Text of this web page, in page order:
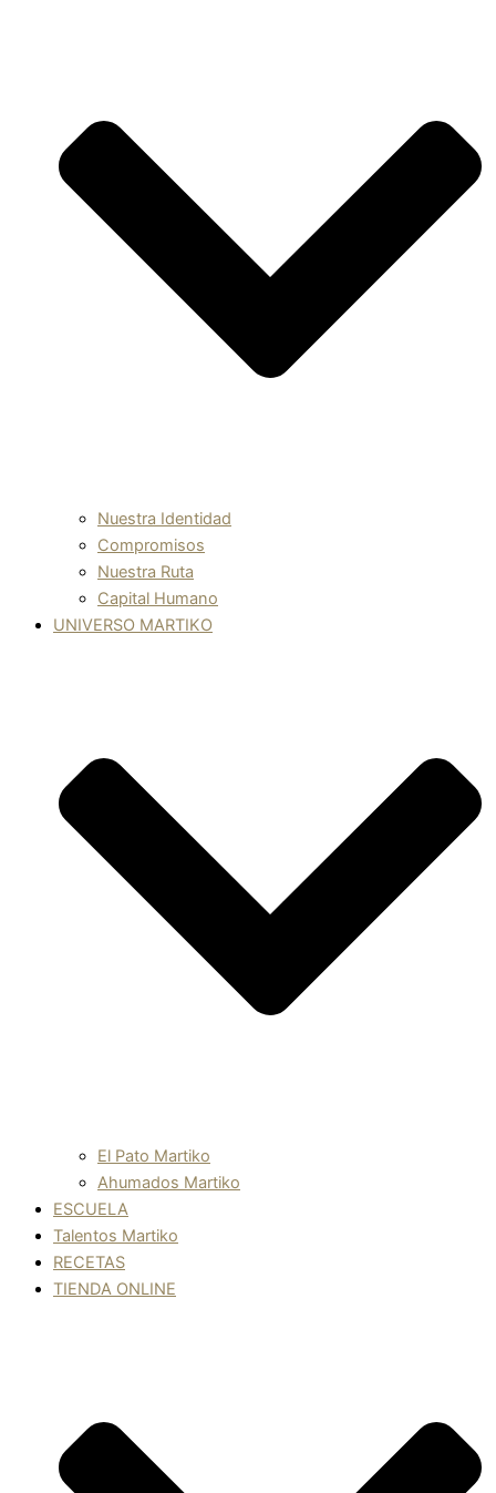
Nuestra Identidad
Compromisos
Nuestra Ruta
Capital Humano
UNIVERSO MARTIKO
El Pato Martiko
Ahumados Martiko
ESCUELA
Talentos Martiko
RECETAS
TIENDA ONLINE